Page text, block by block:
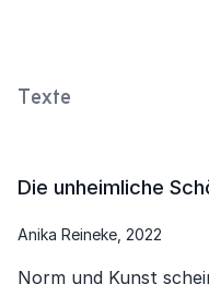
Texte
Die unheimliche
Anika Reineke, 2022
Norm und Kunst